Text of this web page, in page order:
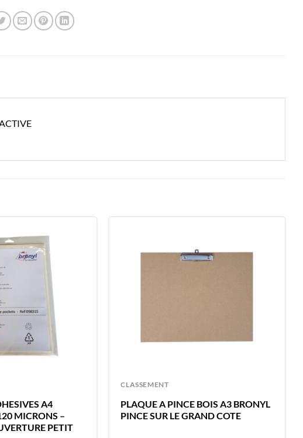
A4
MICRONS –
PETIT
CLASSEMENT
PLAQUE A PINCE BOIS A3 BRONYL
PINCE SUR LE GRAND COTE